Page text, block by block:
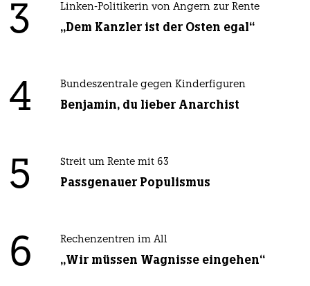
3 Linken-Politikerin von Angern zur Rente
„Dem Kanzler ist der Osten egal“
4 Bundeszentrale gegen Kinderfiguren
Benjamin, du lieber Anarchist
5 Streit um Rente mit 63
Passgenauer Populismus
6 Rechenzentren im All
„Wir müssen Wagnisse eingehen“